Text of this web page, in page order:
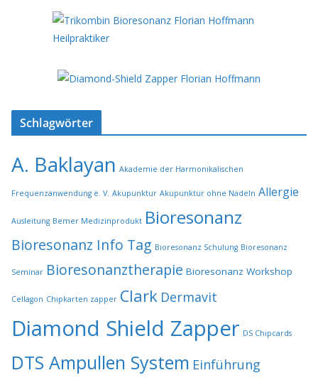
Schlagwörter
A. Baklayan Akademie der Harmonikalischen
Frequenzanwendung e. V. Akupunktur Akupunktur ohne Nadeln Allergie
Ausleitung Bemer Medizinprodukt Bioresonanz
Bioresonanz Info Tag Bioresonanz Schulung Bioresonanz
Seminar Bioresonanztherapie Bioresonanz Workshop
Cellagon Chipkarten zapper Clark Dermavit
Diamond Shield Zapper DS Chipcards
DTS Ampullen System Einführung